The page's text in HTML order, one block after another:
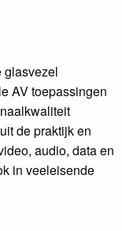
glasvezel
AV toepassingen
de praktijk en
audio, data en
in veeleisende